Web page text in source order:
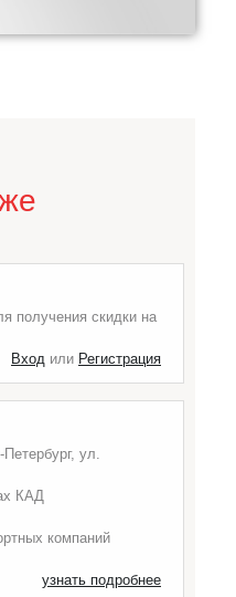
получения скидки на
Вход или Регистрация
ул.
КАД
компаний
узнать подробнее